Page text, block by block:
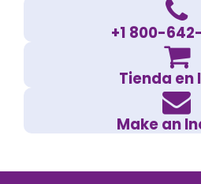
+1 800-
Tienda en
Make an